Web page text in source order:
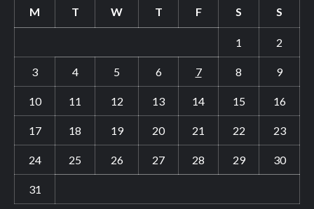
M T W T F S S
1 2
3 4 5 6 7 8 9
10 11 12 13 14 15 16
17 18 19 20 21 22 23
24 25 26 27 28 29 30
31